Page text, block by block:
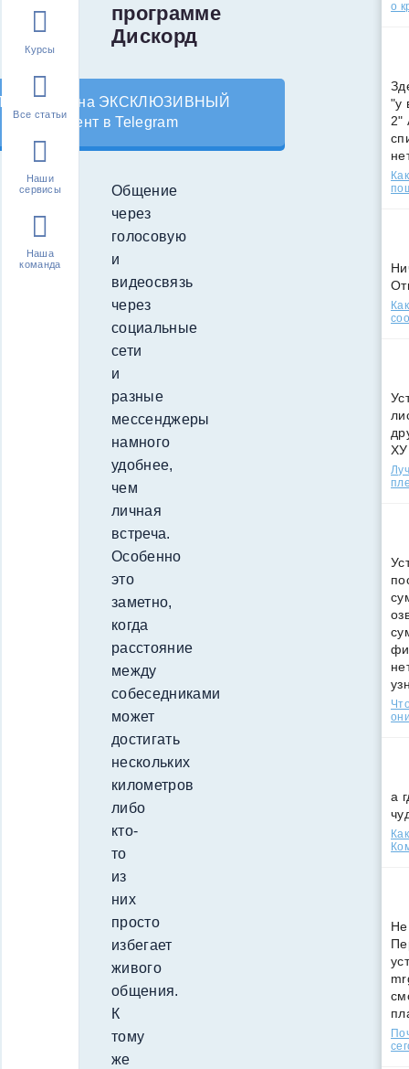
Курсы
Все статьи
Наши
сервисы
Наша
команда
программе
Дискорд
на ЭКСКЛЮЗИВНЫЙ
контент в Telegram
Общение
через
голосовую
и
видеосвязь
через
социальные
сети
и
разные
мессенджеры
намного
удобнее,
чем
личная
встреча.
Особенно
это
заметно,
когда
расстояние
между
собеседниками
может
достигать
нескольких
километров
либо
кто-
то
из
них
просто
избегает
живого
общения.
К
тому
же
о
"у
2"
а
Не